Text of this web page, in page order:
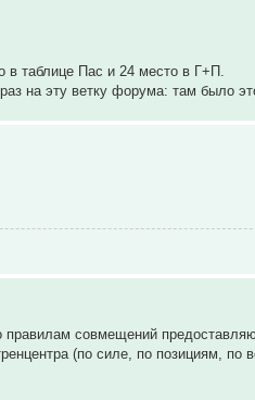
в таблице Пас и 24 место в Г+П.
на эту ветку форума: там было
совмещений
(по силе, по позициям, по